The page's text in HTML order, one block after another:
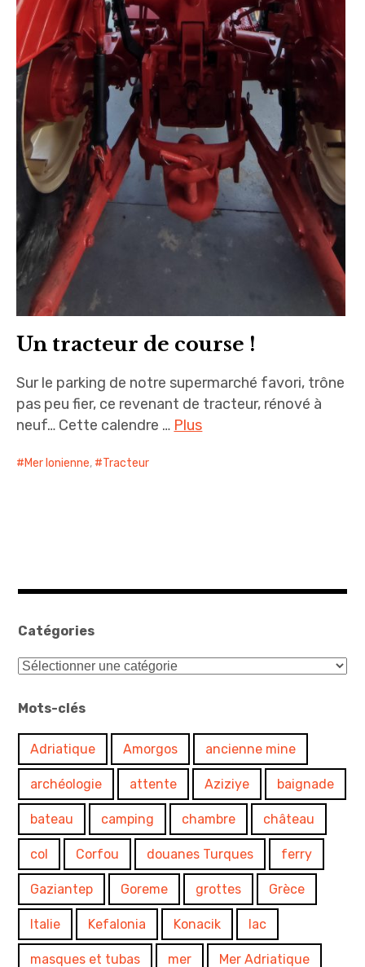
Un tracteur de course !
Sur le parking de notre supermarché favori, trône
pas peu fier, ce revenant de tracteur, rénové à
neuf… Cette calendre … Plus
Mer Ionienne, Tracteur
Catégories
Catégories
Mots-clés
Adriatique Amorgos ancienne mine
archéologie attente Aziziye baignade
bateau camping chambre château
col Corfou douanes Turques ferry
Gaziantep Goreme grottes Grèce
Italie Kefalonia Konacik lac
masques et tubas mer Mer Adriatique